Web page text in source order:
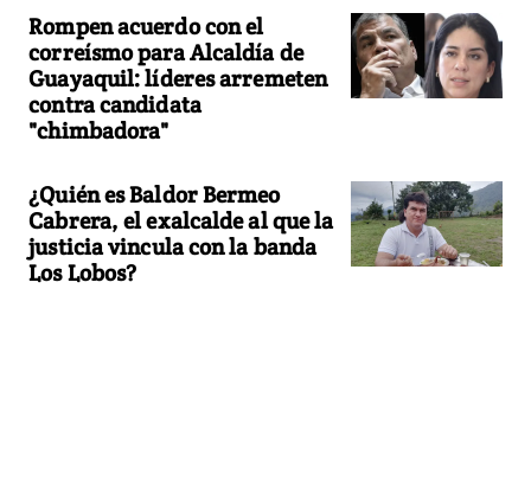
Rompen acuerdo con el
correísmo para Alcaldía de
Guayaquil: líderes arremeten
contra candidata
"chimbadora"
¿Quién es Baldor Bermeo
Cabrera, el exalcalde al que la
justicia vincula con la banda
Los Lobos?